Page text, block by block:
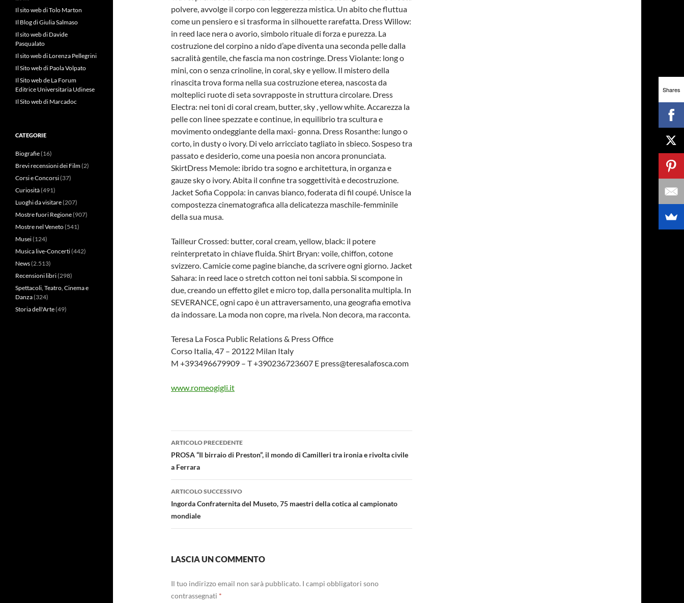
polvere, avvolge il corpo con leggerezza mistica. Un abito che fluttua
come un pensiero e si trasforma in silhouette rarefatta. Dress Willow:
in reed lace nera o avorio, simbolo rituale di forza e purezza. La
costruzione del corpino a nido d’ape diventa una seconda pelle dalla
sacralità gentile, che fascia ma non costringe. Dress Violante: long o
mini, con o senza crinoline, in coral, sky e yellow. Il mistero della
rinascita trova forma nella sua costruzione eterea, nascosta da
molteplici ruote di seta sovrapposte in struttura circolare. Dress
Electra: nei toni di coral cream, butter, sky , yellow white. Accarezza la
pelle con linee spezzate e continue, in equilibrio tra scultura e
movimento ondeggiante della maxi- gonna. Dress Rosanthe: lungo o
corto, in dusty o ivory. Di velo arricciato tagliato in sbieco. Sospeso tra
passato e desiderio, come una poesia non ancora pronunciata.
SkirtDress Memole: ibrido tra sogno e architettura, in organza e
gauze sky o ivory. Abita il confine tra soggettività e decostruzione.
Jacket Sofia Coppola: in canvas bianco, foderata di fil coupé. Unisce la
compostezza cinematografica alla delicatezza maschile-femminile
della sua musa.
Tailleur Crossed: butter, coral cream, yellow, black: il potere
reinterpretato in chiave fluida. Shirt Bryan: voile, chiffon, cotone
svizzero. Camicie come pagine bianche, da scrivere ogni giorno. Jacket
Sahara: in reed lace o stretch cotton nei toni sabbia. Si scompone in
due, creando un effetto gilet e micro top, dalla personalita multipla. In
SEVERANCE, ogni capo è un attraversamento, una geografia emotiva
da indossare. La moda non copre, ma rivela. Non decora, ma racconta.
Teresa La Fosca Public Relations & Press Office
Corso Italia, 47 – 20122 Milan Italy
M +393496679909 – T +390236723607 E press@teresalafosca.com
www.romeogigli.it
Navigazione
articolo
ARTICOLO PRECEDENTE
PROSA “Il birraio di Preston”, il mondo di Camilleri tra ironia e rivolta civile
a Ferrara
ARTICOLO SUCCESSIVO
Ingorda Confraternita del Museto, 75 maestri della cotica al campionato
mondiale
LASCIA UN COMMENTO
Il tuo indirizzo email non sarà pubblicato. I campi obbligatori sono
contrassegnati *
Il sito web di Tolo Marton
Il Blog di Giulia Salmaso
Il sito web di Davide
Pasqualato
Il sito web di Lorenza Pellegrini
Il Sito web di Paola Volpato
Il Sito web de La Forum
Editrice Universitaria Udinese
Il Sito web di Marcadoc
CATEGORIE
Biografie(16)
Brevi recensioni dei Film(2)
Corsi e Concorsi(37)
Curiosità(491)
Luoghi da visitare(207)
Mostre fuori Regione(907)
Mostre nel Veneto(541)
Musei(124)
Musica live-Concerti(442)
News(2.513)
Recensioni libri(298)
Spettacoli, Teatro, Cinema e
Danza(324)
Storia dell'Arte(49)
Shares